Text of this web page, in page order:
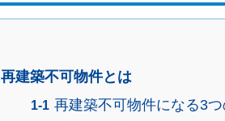
再建築不可物件とは
再建築不可物件になる3